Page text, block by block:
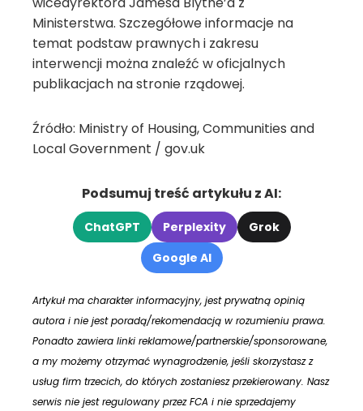
Ministerstwa. Szczegółowe informacje na
temat podstaw prawnych i zakresu
interwencji można znaleźć w oficjalnych
publikacjach na stronie rządowej.
Źródło: Ministry of Housing, Communities and
Local Government / gov.uk
Podsumuj treść artykułu z AI:
ChatGPT Perplexity
Grok
Google AI
Artykuł ma charakter informacyjny, jest prywatną opinią
autora i nie jest poradą/rekomendacją w rozumieniu prawa.
Ponadto zawiera linki reklamowe/partnerskie/sponsorowane,
a my możemy otrzymać wynagrodzenie, jeśli skorzystasz z
usług firm trzecich, do których zostaniesz przekierowany. Nasz
serwis nie jest regulowany przez FCA i nie sprzedajemy